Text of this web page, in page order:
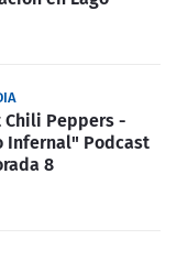
Chili Peppers -
Infernal" Podcast
8